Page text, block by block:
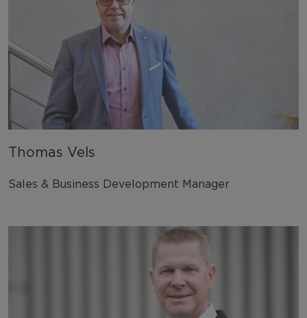
Thomas Vels
Sales & Business Development Manager